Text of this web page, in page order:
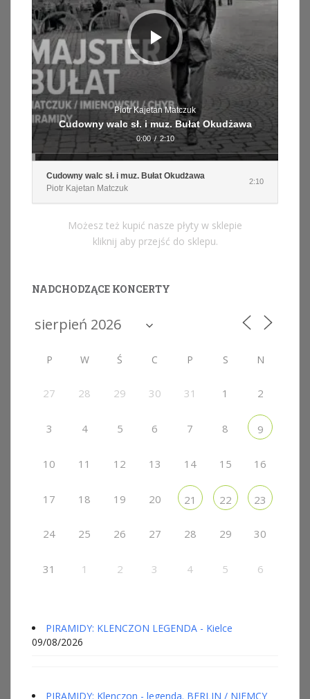
Piotr Kajetan Matczuk
Cudowny walc sł. i muz. Bułat Okudżawa
0:00 / 2:10
Cudowny walc sł. i muz. Bułat Okudżawa
Piotr Kajetan Matczuk
2:10
Możesz też kupić nasze płyty w sklepie
kliknij aby przejść do sklepu.
NADCHODZĄCE KONCERTY
P W Ś C P S N
27 28 29 30 31 1 2
3 4 5 6 7 8 9
10 11 12 13 14 15 16
17 18 19 20 21 22 23
24 25 26 27 28 29 30
31 1 2 3 4 5 6
PIRAMIDY: KLENCZON LEGENDA - Kielce
09/08/2026
PIRAMIDY: Klenczon - legenda. BERLIN / NIEMCY